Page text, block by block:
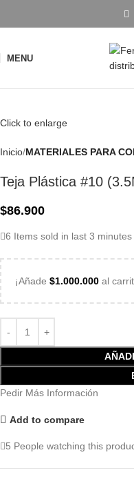
MENU
Click to enlarge
Inicio MATERIALES PARA
Teja Plástica #10
$86.900
6 Items sold in last 3 minutes
¡Añade $1.000.000 al
Pedir Más Información
Add to compare
5 People watching this